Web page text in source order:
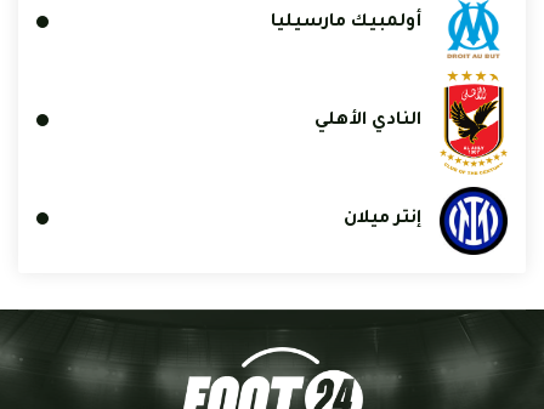
أولمبيك مارسيليا
النادي الأهلي
إنتر ميلان